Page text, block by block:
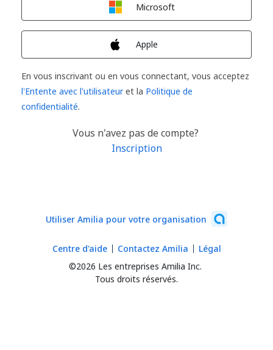
Microsoft
Apple
En vous inscrivant ou en vous connectant, vous acceptez
l'Entente avec l'utilisateuret la Politique de
confidentialité.
Vous n'avez pas de compte?
Inscription
Utiliser Amilia pour votre organisation
©2026 Les entreprises Amilia Inc.
Tous droits réservés.
Centre d'aide Contactez Amilia Légal